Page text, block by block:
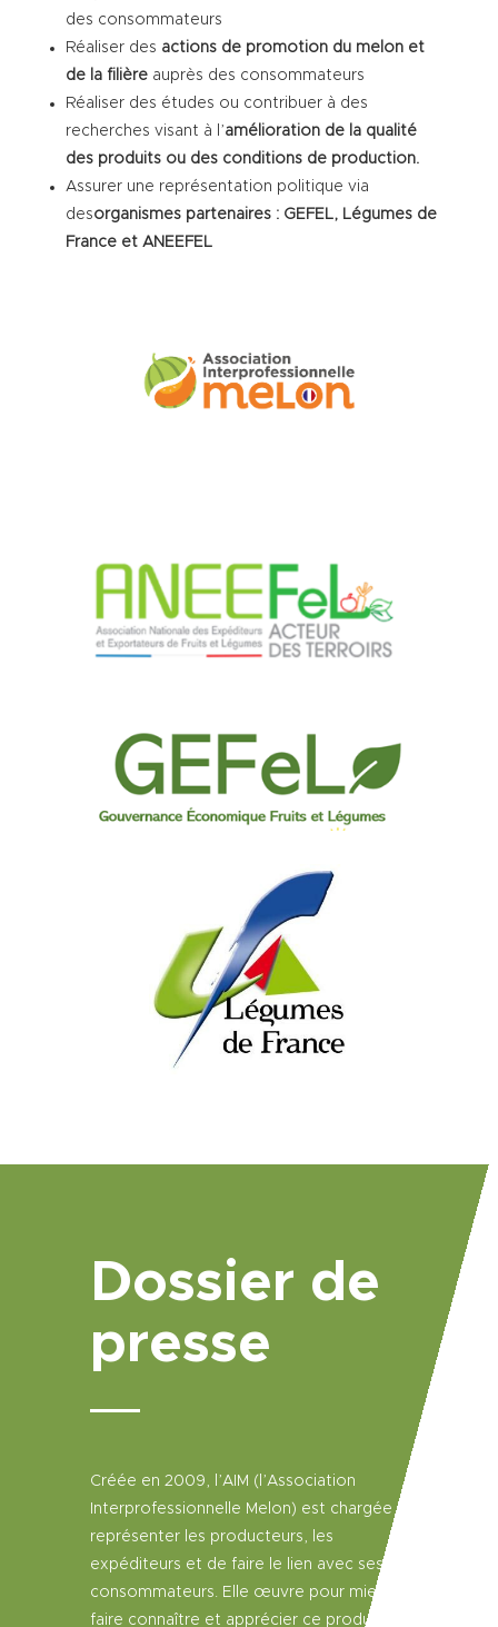
des consommateurs
Réaliser des actions de promotion du melon et
de la filièreauprès des consommateurs
Réaliser des études ou contribuer à des
recherches visant à l’amélioration de la qualité
des produits ou des conditions de production.
Assurer une représentation politique via
desorganismes partenaires : GEFEL, Légumes de
France et ANEEFEL
Dossier de
presse
Créée en 2009, l’AIM (l’Association
Interprofessionnelle Melon) est chargée de
représenter les producteurs, les
expéditeurs et de faire le lien avec ses
consommateurs. Elle œuvre pour mieux
faire connaître et apprécier ce produit.